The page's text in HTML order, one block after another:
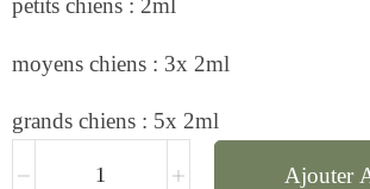
petits chiens : 2ml
moyens chiens : 3x 2ml
grands chiens : 5x 2ml
Ajouter